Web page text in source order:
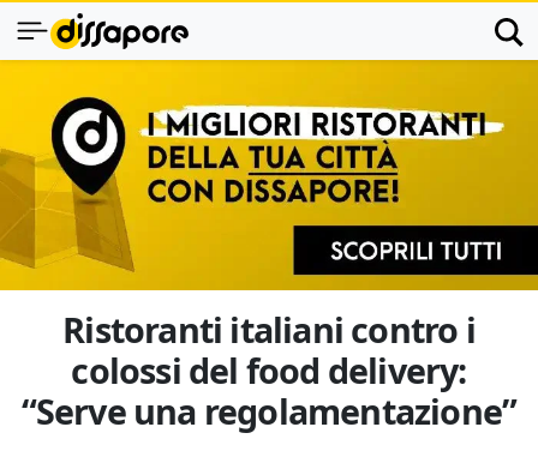
Ristoranti italiani contro i
colossi del food delivery:
“Serve una regolamentazione”